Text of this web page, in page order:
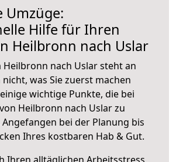
Umzüge:
Hilfe für Ihren
Heilbronn nach Uslar
nach Uslar steht an
nicht, was Sie zuerst machen
wichtige Punkte, die bei
Heilbronn nach Uslar zu
Angefangen bei der Planung bis
Ihres kostbaren Hab & Gut.